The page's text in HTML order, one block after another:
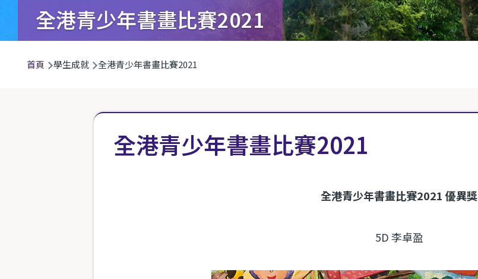
全港青少年書畫比賽2021
航
首頁 學生成就 全港青少年書畫比賽2021
全港青少年書畫比賽2021
全港青少年書畫比賽2021 優異獎
5D 李卓盈